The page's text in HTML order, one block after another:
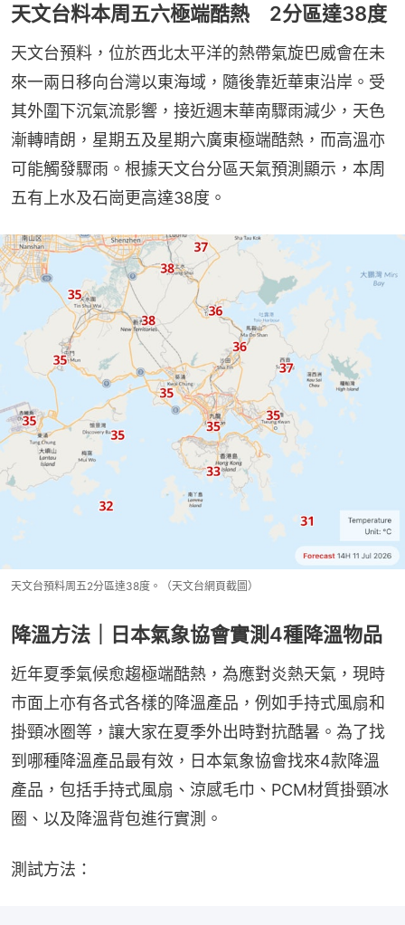
天文台料本周五六極端酷熱 2分區達38度
天文台預料，位於西北太平洋的熱帶氣旋巴威會在未
來一兩日移向台灣以東海域，隨後靠近華東沿岸。受
其外圍下沉氣流影響，接近週末華南驟雨減少，天色
漸轉晴朗，星期五及星期六廣東極端酷熱，而高溫亦
可能觸發驟雨。根據天文台分區天氣預測顯示，本周
五有上水及石崗更高達38度。
天文台預料周五2分區達38度。（天文台網頁截圖）
降溫方法｜日本氣象協會實測4種降溫物品
近年夏季氣候愈趨極端酷熱，為應對炎熱天氣，現時
市面上亦有各式各樣的降溫產品，例如手持式風扇和
掛頸冰圈等，讓大家在夏季外出時對抗酷暑。為了找
到哪種降溫產品最有效，日本氣象協會找來4款降溫
產品，包括手持式風扇、涼感毛巾、PCM材質掛頸冰
圈、以及降溫背包進行實測。
測試方法：